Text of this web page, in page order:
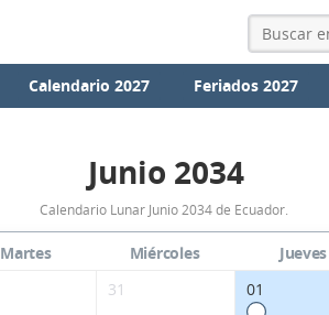
Calendario 2027 Feriados 2027
Calendario
Lunar
Junio
Junio 2034
Calendario Lunar Junio 2034 de Ecuador.
Martes Miércoles Jueves
31 01